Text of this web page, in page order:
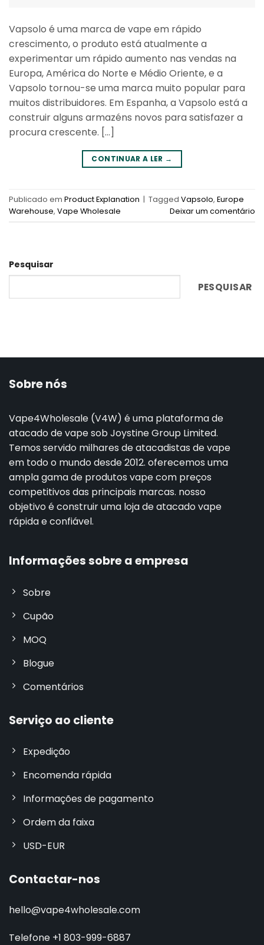
Vapsolo é uma marca de vape em rápido
crescimento, o produto está atualmente a
experimentar um rápido aumento nas vendas na
Europa, América do Norte e Médio Oriente, e a
Vapsolo tornou-se uma marca muito popular para
muitos distribuidores. Em Espanha, a Vapsolo está a
construir alguns armazéns novos para satisfazer a
procura crescente. [...]
CONTINUAR A LER →
Publicado em Product Explanation | Tagged Vapsolo, Europe
Warehouse, Vape Wholesale Deixar um comentário
Pesquisar
PESQUISAR
Sobre nós
Vape4Wholesale (V4W) é uma plataforma de
atacado de vape sob Joystine Group Limited.
Temos servido milhares de atacadistas de vape
em todo o mundo desde 2012. oferecemos uma
ampla gama de produtos vape com preços
competitivos das principais marcas. nosso
objetivo é construir uma loja de atacado vape
rápida e confiável.
Informações sobre a empresa
Sobre
Cupão
MOQ
Blogue
Comentários
Serviço ao cliente
Expedição
Encomenda rápida
Informações de pagamento
Ordem da faixa
USD-EUR
Contactar-nos
hello@vape4wholesale.com
Telefone +1 803-999-6887